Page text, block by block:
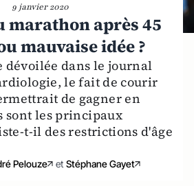
9 janvier 2020
marathon après 45
mauvaise idée ?
dévoilée dans le journal
le fait de courir
de gagner en
sont les principaux
t-il des restrictions d'âge
Pelouze et Stéphane Gayet